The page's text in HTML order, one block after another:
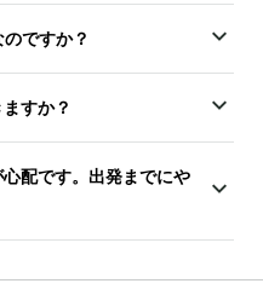
ですか？
すか？
配です。出発までにや